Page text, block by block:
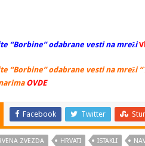
“Borbine” odabrane vesti na mreži
“Borbine” odabrane vesti na mreži
OVDE
Facebook Twitter
ZVEZDA HRVATI ISTAKLI